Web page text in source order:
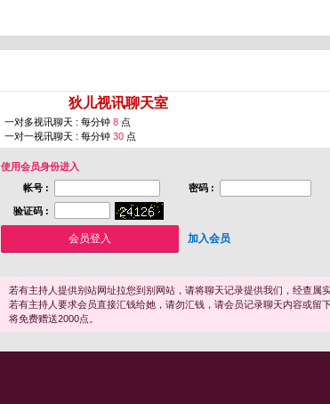
狄儿视讯聊天室
一对多视讯聊天 : 每分钟 8 点
一对一视讯聊天 : 每分钟 30 点
使用会员身份进入
帐号 :
密码 :
验证码 :
加入会员
若有主持人提供别站网址拉您到别网站，请将聊天记录提供我们，经查属
若有主持人要求会员直接汇钱给她，请勿汇钱，请会员记录聊天内容或留
将免费赠送2000点。